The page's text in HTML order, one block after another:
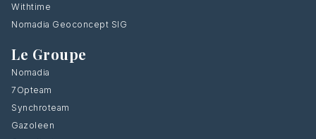
Withtime
Nomadia Geoconcept SIG
Le Groupe
Nomadia
7Opteam
Synchroteam
Gazoleen